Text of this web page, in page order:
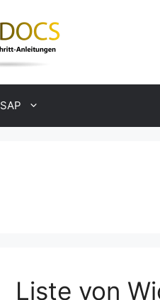
SAP
Liste von